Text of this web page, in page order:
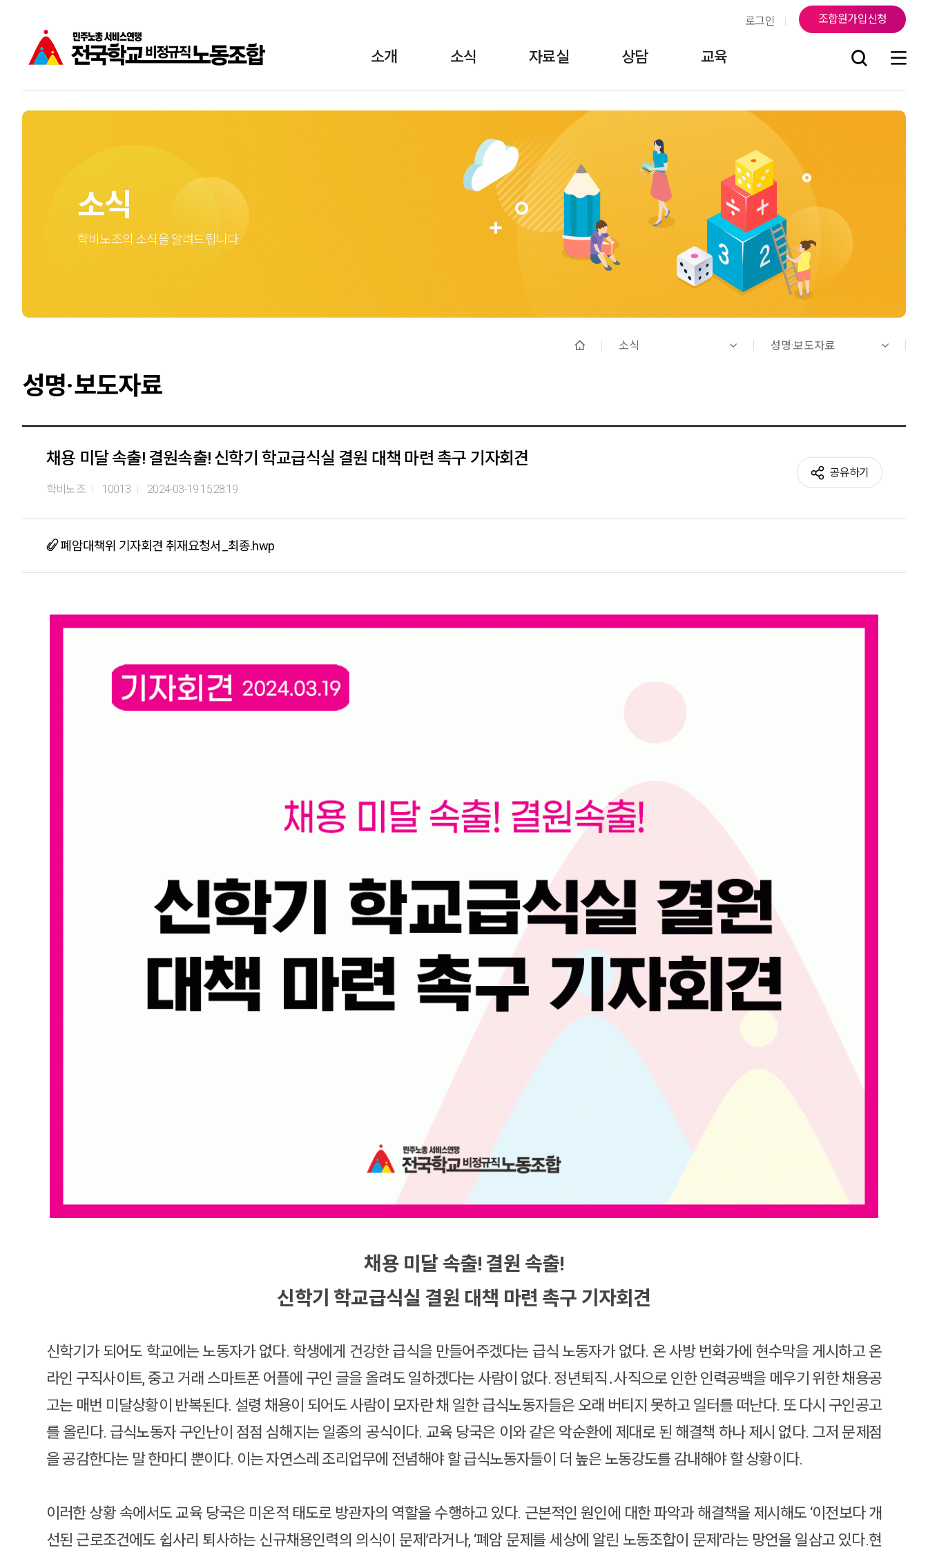
로그인 조합원가입신청
소개
조직도·연락처 오시는 길
소식
언론에 비친 학비노조 조합원게시판
자료실
법률자료
상담 교육
소식
학비노조의 소식을 알려드립니다.
소식 성명·보도자료
성명·보도자료
채용 미달 속출! 결원속출! 신학기 학교급식실 결원 대책 마련 촉구 기자회견
학비노조 10013 2024-03-19 15:28:19
공유하기
폐암대책위 기자회견 취재요청서_최종.hwp
채용 미달 속출! 결원 속출!
신학기 학교급식실 결원 대책 마련 촉구 기자회견
신학기가 되어도 학교에는 노동자가 없다. 학생에게 건강한 급식을 만들어주겠다는 급식 노동자가 없다. 온 사방 번화가에 현수막을 게시하고 온
라인 구직사이트, 중고 거래 스마트폰 어플에 구인 글을 올려도 일하겠다는 사람이 없다. 정년퇴직․사직으로 인한 인력공백을 메우기 위한 채용공
고는 매번 미달상황이 반복된다. 설령 채용이 되어도 사람이 모자란 채 일한 급식노동자들은 오래 버티지 못하고 일터를 떠난다. 또 다시 구인공고
를 올린다. 급식노동자 구인난이 점점 심해지는 일종의 공식이다. 교육 당국은 이와 같은 악순환에 제대로 된 해결책 하나 제시 없다. 그저 문제점
을 공감한다는 말 한마디 뿐이다. 이는 자연스레 조리업무에 전념해야 할 급식노동자들이 더 높은 노동강도를 감내해야 할 상황이다.
이러한 상황 속에서도 교육 당국은 미온적 태도로 방관자의 역할을 수행하고 있다. 근본적인 원인에 대한 파악과 해결책을 제시해도 ‘이전보다 개
선된 근로조건에도 쉽사리 퇴사하는 신규채용인력의 의식이 문제’라거나, ‘폐암 문제를 세상에 알린 노동조합이 문제’라는 망언을 일삼고 있다.현